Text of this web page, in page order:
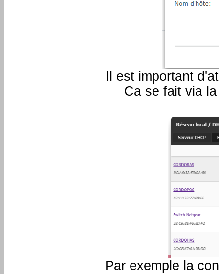
Il est important
Ca se fait via
Par exemple la